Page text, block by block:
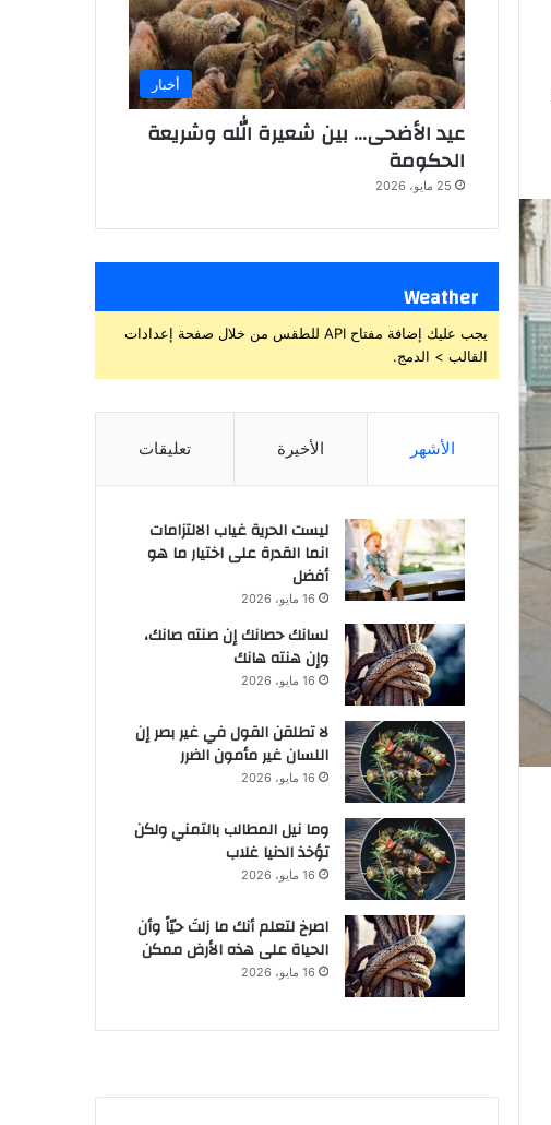
أخبار
عيد الأضحى… بين شعيرة الله وشريعة
الحكومة
25 مايو، 2026
Weather
يجب عليك إضافة مفتاح API للطقس من خلال صفحة إعدادات
القالب > الدمج.
الأشهر الأخيرة تعليقات
ليست الحرية غياب الالتزامات
انما القدرة على اختيار ما هو
أفضل
16 مايو، 2026
لسانك حصانك إن صنته صانك،
وإن هنته هانك
16 مايو، 2026
لا تطلقن القول في غير بصر إن
اللسان غير مأمون الضرر
16 مايو، 2026
وما نيل المطالب بالتمني ولكن
تؤخذ الدنيا غلاب
16 مايو، 2026
‫اصرخ لتعلم أنك ما زلتَ حيّاً وأن
الحياة على هذه الأرض ممكن
16 مايو، 2026